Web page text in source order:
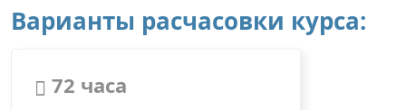
Варианты расчасовки курса:
72 часа